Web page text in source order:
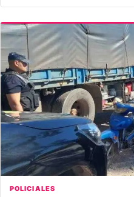
POLICIALES